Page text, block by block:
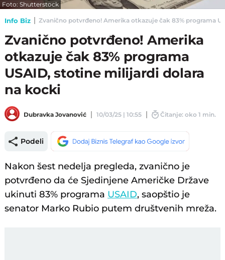
Foto: Shutterstock
Info Biz Zvanično potvrđeno! Amerika otkazuje čak 83% programa
Zvanično potvrđeno! Amerika
otkazuje čak 83% programa
USAID, stotine milijardi dolara
na kocki
Dubravka Jovanović 10/03/25 | 10:55 Čitanje: oko 1 min.
Podeli
Nakon šest nedelja pregleda, zvanično je
potvrđeno da će Sjedinjene Američke Države
ukinuti 83% programa USAID, saopštio je
senator Marko Rubio putem društvenih mreža.